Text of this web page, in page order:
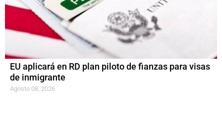
EU aplicará en RD plan piloto de fianzas para visas
de inmigrante
Agosto 08, 2026